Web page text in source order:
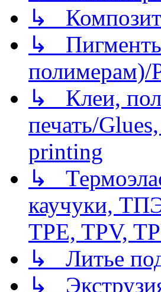
↳
↳
полимерам)/
↳ Клеи,
печать/
printing
↳
каучуки,
TPE, TPV,
↳ Литье
↳